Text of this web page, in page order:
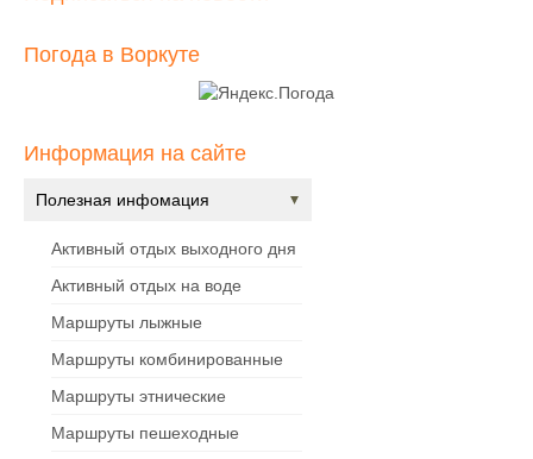
Погода в Воркуте
Информация на сайте
Полезная инфомация
Активный отдых выходного дня
Активный отдых на воде
Маршруты лыжные
Маршруты комбинированные
Маршруты этнические
Маршруты пешеходные